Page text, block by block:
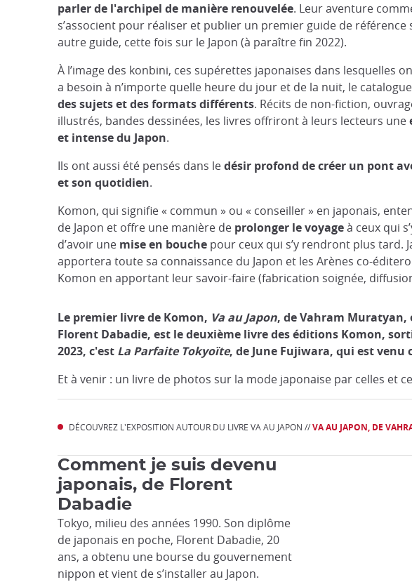
parler de l'archipel de manière renouvelée. Leur aventure
s’associent pour réaliser et publier un premier guide de référence
autre guide, cette fois sur le Japon (à paraître fin 2022).
À l’image des konbini, ces supérettes japonaises dans lesquelles
a besoin à n’importe quelle heure du jour et de la nuit, le
des sujets et des formats différents. Récits de non-fiction,
illustrés, bandes dessinées, les livres offriront à leurs lecteurs une
et intense du Japon.
Ils ont aussi été pensés dans ledésir profond de créer un pont
et son quotidien.
Komon, qui signifie « commun » ou « conseiller » en japonais,
de Japon et offre une manière de prolonger le voyageà ceux qui
d’avoir une mise en bouche pour ceux qui s’y rendront plus tard.
apportera toute sa connaissance du Japon et les Arènes co-
Komon en apportant leur savoir-faire (fabrication soignée,
Le premier livre de Komon, Va au Japon, de Vahram
Florent Dabadie, est le deuxième livre des éditions Komon,
2023, c'est La Parfaite Tokyoïte, de June Fujiwara, qui est
Et à venir : un livre de photos sur la mode japonaise par celles et
DÉCOUVREZ L'EXPOSITION AUTOUR DU LIVRE VA AU JAPON //VA AU JAPON, DE
Comment je suis devenu
japonais, de Florent
Dabadie
Tokyo, milieu des années 1990. Son diplôme
de japonais en poche, Florent Dabadie, 20
ans, a obtenu une bourse du gouvernement
nippon et vient de s’installer au Japon.